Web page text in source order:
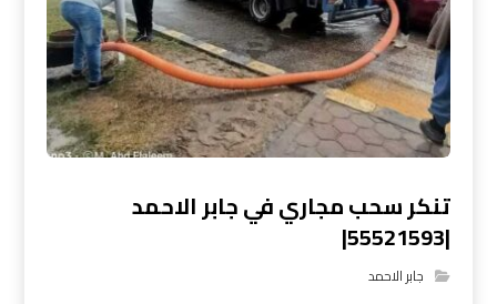
تنكر سحب مجاري في جابر الاحمد
|55521593|
جابر الاحمد